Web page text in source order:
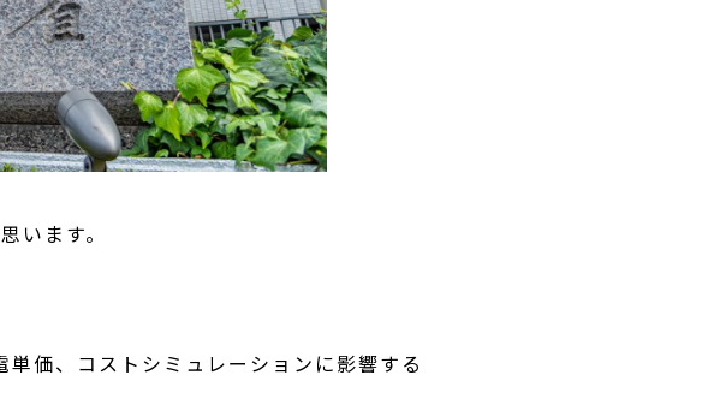
います。
価、コストシミュレーションに影響する